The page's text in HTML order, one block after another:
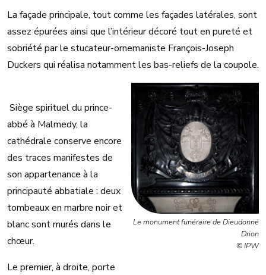
La façade principale, tout comme les façades latérales, sont
assez épurées ainsi que l’intérieur décoré tout en pureté et
sobriété par le stucateur-ornemaniste François-Joseph
Duckers qui réalisa notamment les bas-reliefs de la coupole.
Le monument funéraire de Dieudonné
Drion
© IPW
Siège spirituel du prince-
abbé à Malmedy, la
cathédrale conserve encore
des traces manifestes de
son appartenance à la
principauté abbatiale : deux
tombeaux en marbre noir et
blanc sont murés dans le
chœur.
Le premier, à droite, porte